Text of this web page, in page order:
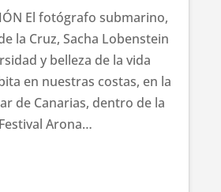
El fotógrafo submarino,
la Cruz, Sacha Lobenstein
y belleza de la vida
en nuestras costas, en la
de Canarias, dentro de la
Arona…